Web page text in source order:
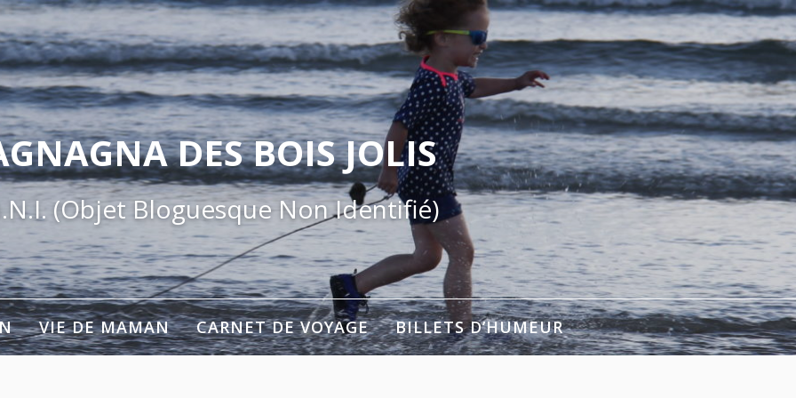
DES BOIS JOLIS
(Objet Bloguesque Non Identifié)
VIE DE MAMAN CARNET DE VOYAGE BILLETS D’HUMEUR